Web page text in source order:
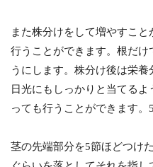
また株分けをして増やすこ
行うことができます。根だけ
うにします。株分け後は栄
日光にもしっかりと当てる
っても行うことができます。
茎の先端部分を5節ほどつけ